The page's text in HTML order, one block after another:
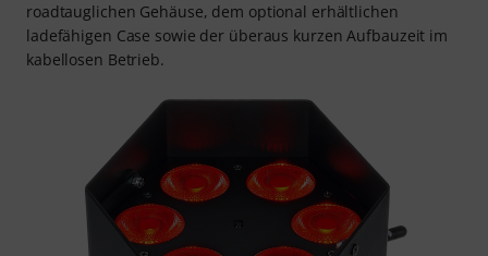
roadtauglichen Gehäuse, dem optional erhältlichen
ladefähigen Case sowie der überaus kurzen Aufbauzeit im
kabellosen Betrieb.